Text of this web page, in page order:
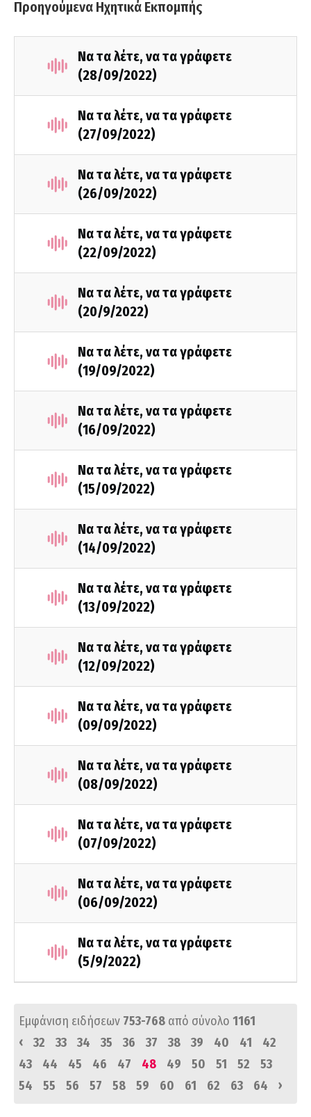
Προηγούμενα Ηχητικά Εκπομπής
Να τα λέτε, να τα γράφετε
(28/09/2022)
Να τα λέτε, να τα γράφετε
(27/09/2022)
Να τα λέτε, να τα γράφετε
(26/09/2022)
Να τα λέτε, να τα γράφετε
(22/09/2022)
Να τα λέτε, να τα γράφετε
(20/9/2022)
Να τα λέτε, να τα γράφετε
(19/09/2022)
Να τα λέτε, να τα γράφετε
(16/09/2022)
Να τα λέτε, να τα γράφετε
(15/09/2022)
Να τα λέτε, να τα γράφετε
(14/09/2022)
Να τα λέτε, να τα γράφετε
(13/09/2022)
Να τα λέτε, να τα γράφετε
(12/09/2022)
Να τα λέτε, να τα γράφετε
(09/09/2022)
Να τα λέτε, να τα γράφετε
(08/09/2022)
Να τα λέτε, να τα γράφετε
(07/09/2022)
Να τα λέτε, να τα γράφετε
(06/09/2022)
Να τα λέτε, να τα γράφετε
(5/9/2022)
Εμφάνιση ειδήσεων 753-768 από σύνολο 1161
‹
32 33 34 35 36 37 38 39 40 41
42
43
44 45 46 47 48 49 50 51 52
53
54
55 56 57 58 59 60 61 62 63 64 ›